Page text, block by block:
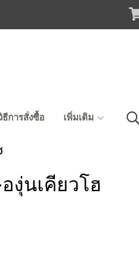
ธีการสั่งซื้อ เพิ่มเติม
งุ่นเคียวโฮ